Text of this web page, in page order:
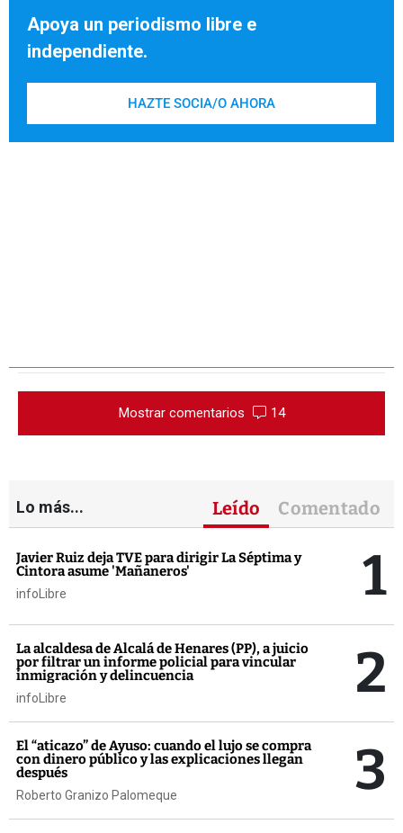
Apoya un periodismo libre e
independiente.
HAZTE SOCIA/O AHORA
Mostrar comentarios 14
Lo más... Leído Comentado
Javier Ruiz deja TVE para dirigir La Séptima y
Cintora asume 'Mañaneros'
infoLibre 1
La alcaldesa de Alcalá de Henares (PP), a juicio
por filtrar un informe policial para vincular
inmigración y delincuencia
infoLibre 2
El “aticazo” de Ayuso: cuando el lujo se compra
con dinero público y las explicaciones llegan
después
Roberto Granizo Palomeque 3